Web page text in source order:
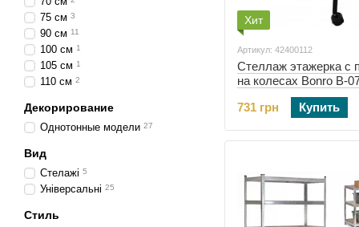
Хит
Артикул: 42400112
Стеллаж этажерка с
на колесах Bonro B-
(42400112)
731 грн
Купить
75 см 3
90 см 11
100 см 1
105 см 1
110 см 2
Декорирование
Однотонные модели 27
Вид
Стелажі 5
Універсальні 25
Стиль